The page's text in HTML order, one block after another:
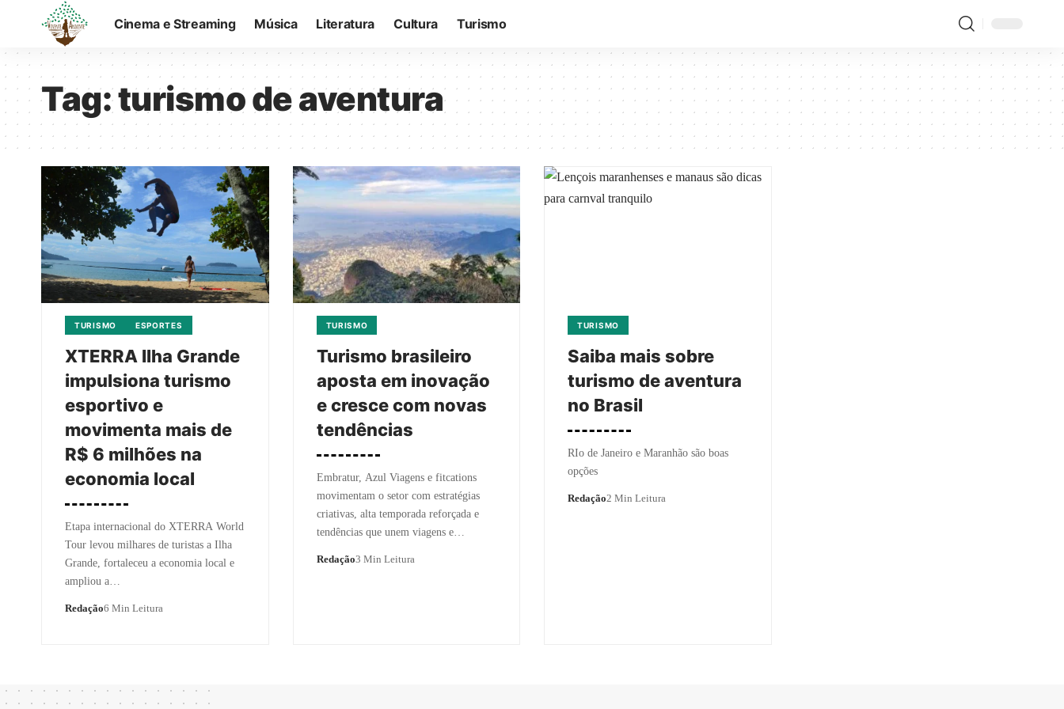
Cinema e Streaming Música Literatura Cultura Turismo
Tag:turismo de aventura
TURISMO ESPORTES
XTERRA Ilha Grande
impulsiona turismo
esportivo e
movimenta mais de
R$ 6 milhões na
economia local
Etapa internacional do XTERRA World
Tour levou milhares de turistas a Ilha
Grande, fortaleceu a economia local e
ampliou a…
Redação6 Min Leitura
TURISMO
Turismo brasileiro
aposta em inovação
e cresce com novas
tendências
Embratur, Azul Viagens e fitcations
movimentam o setor com estratégias
criativas, alta temporada reforçada e
tendências que unem viagens e…
Redação3 Min Leitura
TURISMO
Saiba mais sobre
turismo de aventura
no Brasil
RIo de Janeiro e Maranhão são boas
opções
Redação2 Min Leitura